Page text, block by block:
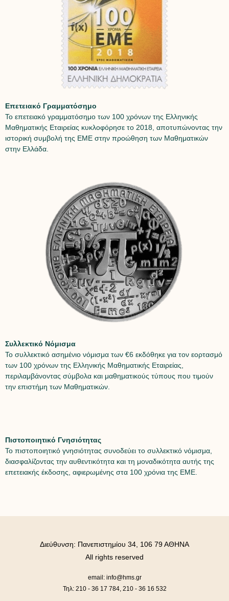
Επετειακό Γραμματόσημο
Το επετειακό γραμματόσημο των 100 χρόνων της Ελληνικής
Μαθηματικής Εταιρείας κυκλοφόρησε το 2018, αποτυπώνοντας την
ιστορική συμβολή της ΕΜΕ στην προώθηση των Μαθηματικών
στην Ελλάδα.
Συλλεκτικό Νόμισμα
Το συλλεκτικό ασημένιο νόμισμα των €6 εκδόθηκε για τον εορτασμό
των 100 χρόνων της Ελληνικής Μαθηματικής Εταιρείας,
περιλαμβάνοντας σύμβολα και μαθηματικούς τύπους που τιμούν
την επιστήμη των Μαθηματικών.
Πιστοποιητικό Γνησιότητας
Το πιστοποιητικό γνησιότητας συνοδεύει το συλλεκτικό νόμισμα,
διασφαλίζοντας την αυθεντικότητα και τη μοναδικότητα αυτής της
επετειακής έκδοσης, αφιερωμένης στα 100 χρόνια της ΕΜΕ.
email: info@hms.gr
Τηλ: 210 - 36 17 784, 210 - 36 16 532
Διεύθυνση: Πανεπιστημίου 34, 106 79 ΑΘΗΝΑ
All rights reserved